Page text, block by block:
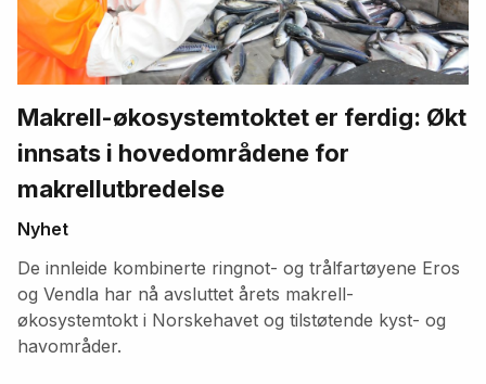
Makrell-økosystemtoktet er ferdig: Økt
innsats i hovedområdene for
makrellutbredelse
Nyhet
De innleide kombinerte ringnot- og trålfartøyene Eros
og Vendla har nå avsluttet årets makrell-
økosystemtokt i Norskehavet og tilstøtende kyst- og
havområder.